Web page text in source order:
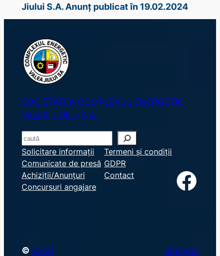
Jiului S.A. Anunț publicat în 19.02.2024
SOCIETATEA COMPLEXUL ENERGETIC
VALEA JIULUI S.A.
S
e
a
r
c
Solicitare informații
Comunicate de presă
Achiziții/Anunțuri
Concursuri angajare
Termeni și condiții
GDPR
Contact
Facebook
© CEVJ Sitemap